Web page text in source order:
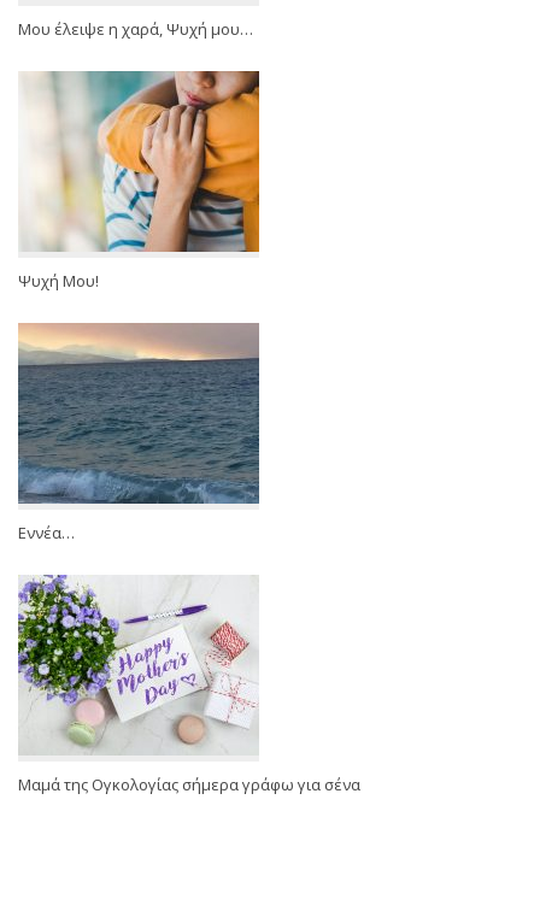
Μου έλειψε η χαρά, Ψυχή μου…
Ψυχή Μου!
Εννέα…
Μαμά της Ογκολογίας σήμερα γράφω για σένα